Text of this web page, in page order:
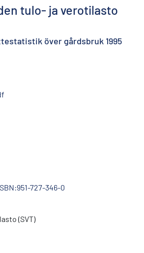
tulo- ja verotilasto
över gårdsbruk 1995
727-346-0
(SVT)